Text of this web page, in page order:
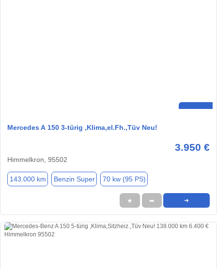
Mercedes A 150 3-türig ,Klima,el.Fh.,Tüv Neu!
3.950 €
Himmelkron, 95502
143.000 km Benzin Super 70 kw (95 PS)
★ ➦ ➜